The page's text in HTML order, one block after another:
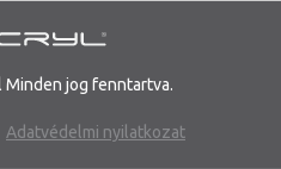
jog fenntartva.
Adatvédelmi nyilatkozat